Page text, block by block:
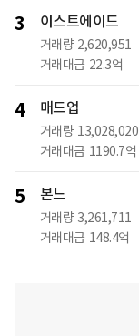
3 이스트에이드
거래량 2,620,951
거래대금 22.3억
4 매드업
거래량 13,028,020
거래대금 1190.7억
5 본느
거래량 3,261,711
거래대금 148.4억